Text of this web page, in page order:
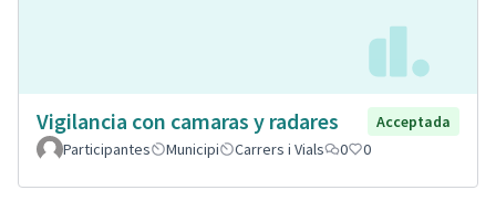
Vigilancia con camaras y radares
Acceptada
Participantes
Municipi Carrers i Vials 0 0